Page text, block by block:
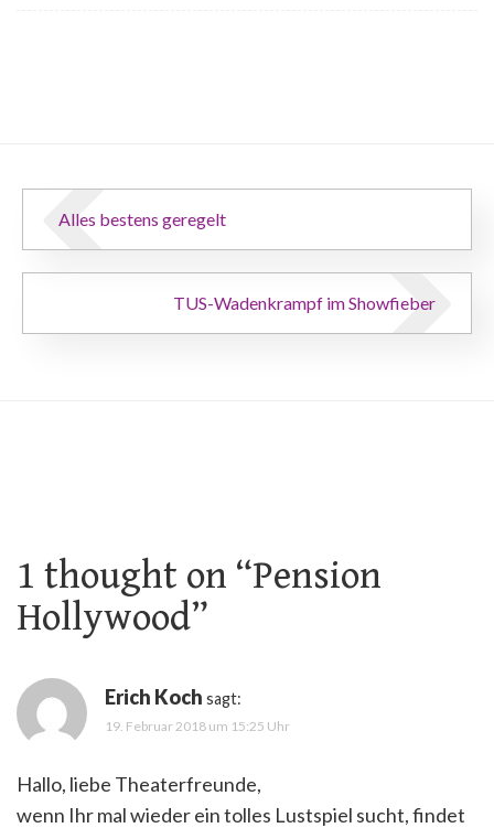
Beitragsnavigation
Alles bestens geregelt
TUS-Wadenkrampf im Showfieber
1 thought on “Pension
Hollywood”
Erich Koch sagt:
19. Februar 2018 um 15:25 Uhr
Hallo, liebe Theaterfreunde,
wenn Ihr mal wieder ein tolles Lustspiel sucht, findet